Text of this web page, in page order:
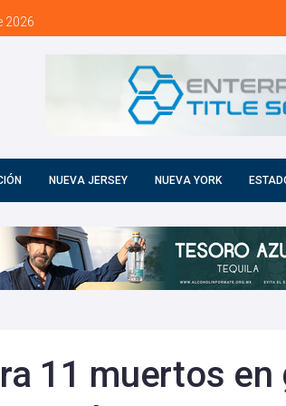
2026
NUEVA JERSEY NUEVA YORK
11 muertos en